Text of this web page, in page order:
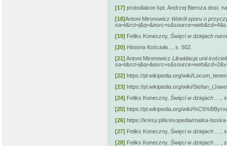
[17] protodiakon kpt. Andrzej Bieroza dost.
[18]Antoni Mironowicz Wokół sporu o
[19] Feliks Koneczny, Święci w dziejach
[20] Historia Kościoła...
, s. 502.
[21] Antoni Mironowicz Likwidacja unii
[22] https://pl.wikipedia.org/wiki/
[23] https://pl.wikipedia.org/wiki/
[24] Feliks Koneczny, Święci w dziejach ....
,
[25] https://pl.wikipedia.org/wiki/
[26] https://kresy.pl/kresopedia/matka-
[27] Feliks Koneczny, Święci w dziejach ....
,
[28] Feliks Koneczny, Święci w dziejach ...
,